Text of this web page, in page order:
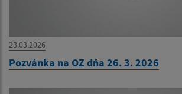
23.03.2026
Pozvánka na OZ dňa 26. 3. 2026